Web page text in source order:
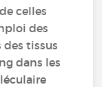
celles
des
des tissus
dans les